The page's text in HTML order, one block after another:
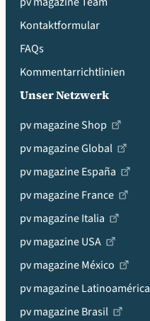
Kontaktformular
FAQs
Kommentarrichtlinien
Unser Netzwerk
pv magazine Shop
pv magazine Global
pv magazine España
pv magazine France
pv magazine Italia
pv magazine USA
pv magazine México
pv magazine Latinoamérica
pv magazine Brasil